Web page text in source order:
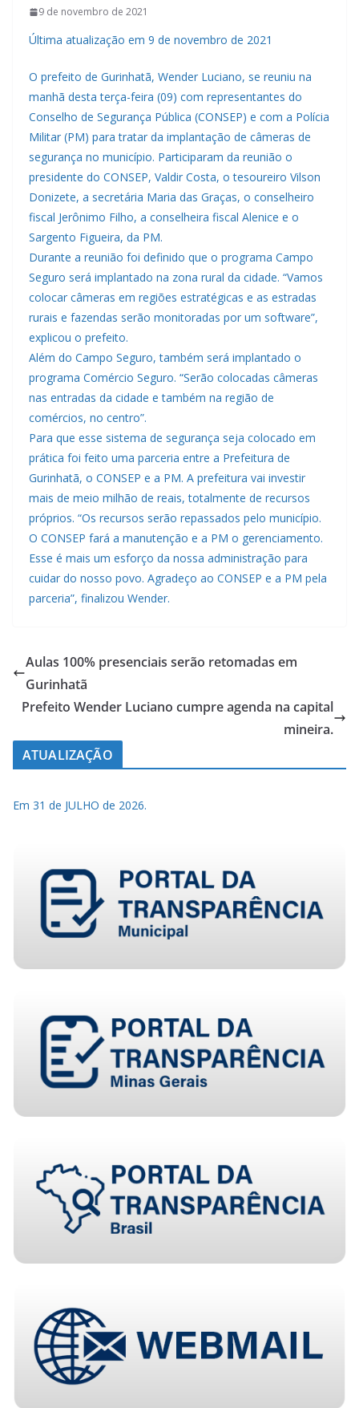
9 de novembro de 2021
Última atualização em 9 de novembro de 2021
O prefeito de Gurinhatã, Wender Luciano, se reuniu na
manhã desta terça-feira (09) com representantes do
Conselho de Segurança Pública (CONSEP) e com a Polícia
Militar (PM) para tratar da implantação de câmeras de
segurança no município. Participaram da reunião o
presidente do CONSEP, Valdir Costa, o tesoureiro Vilson
Donizete, a secretária Maria das Graças, o conselheiro
fiscal Jerônimo Filho, a conselheira fiscal Alenice e o
Sargento Figueira, da PM.
Durante a reunião foi definido que o programa Campo
Seguro será implantado na zona rural da cidade. “Vamos
colocar câmeras em regiões estratégicas e as estradas
rurais e fazendas serão monitoradas por um software”,
explicou o prefeito.
Além do Campo Seguro, também será implantado o
programa Comércio Seguro. “Serão colocadas câmeras
nas entradas da cidade e também na região de
comércios, no centro”.
Para que esse sistema de segurança seja colocado em
prática foi feito uma parceria entre a Prefeitura de
Gurinhatã, o CONSEP e a PM. A prefeitura vai investir
mais de meio milhão de reais, totalmente de recursos
próprios. “Os recursos serão repassados pelo município.
O CONSEP fará a manutenção e a PM o gerenciamento.
Esse é mais um esforço da nossa administração para
cuidar do nosso povo. Agradeço ao CONSEP e a PM pela
parceria”, finalizou Wender.
Aulas 100% presenciais serão retomadas em
Gurinhatã
Prefeito Wender Luciano cumpre agenda na capital
mineira.
ATUALIZAÇÃO
Em 31 de JULHO de 2026.